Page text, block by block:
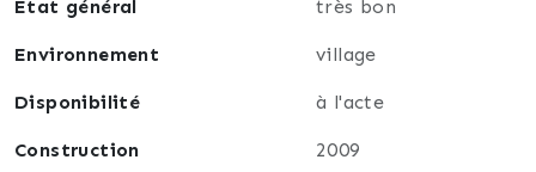
État général très bon
Environnement village
Disponibilité à l'acte
Construction 2009